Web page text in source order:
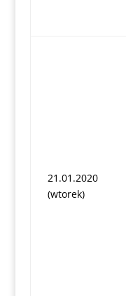
21.01.2020
(wtorek)